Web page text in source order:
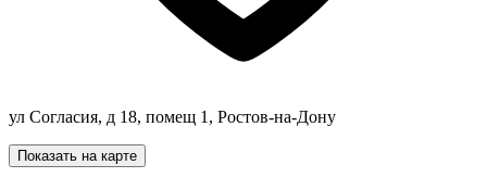
ул Согласия, д 18, помещ 1, Ростов-на-Дону
Показать на карте